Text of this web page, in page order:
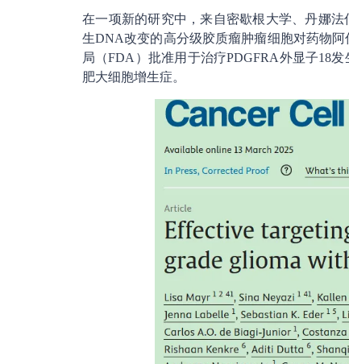
在一项新的研究中，来自密歇根大学、丹娜
生DNA改变的高分级胶质瘤肿瘤细胞对药物
局（FDA）批准用于治疗PDGFRA外显子18
肥大细胞增生症。